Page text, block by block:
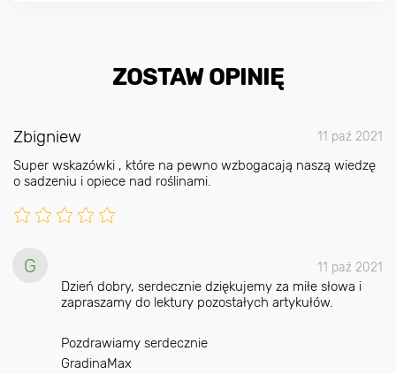
ZOSTAW OPINIĘ
Zbigniew 11 paź 2021
Super wskazówki , które na pewno wzbogacają naszą wiedzę
o sadzeniu i opiece nad roślinami.
G 11 paź 2021
Dzień dobry, serdecznie dziękujemy za miłe słowa i
zapraszamy do lektury pozostałych artykułów.
Pozdrawiamy serdecznie
GradinaMax